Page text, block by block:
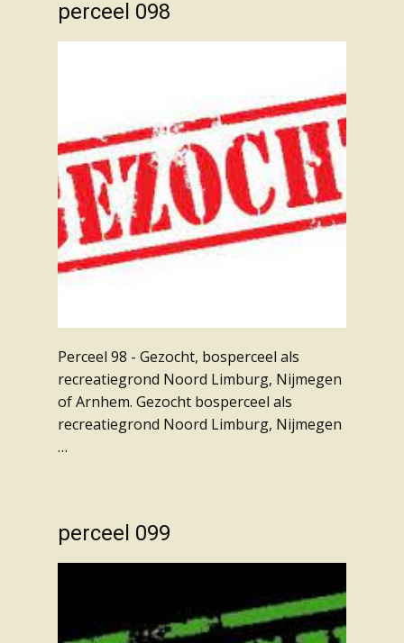
perceel 098
Perceel 98 - Gezocht, bosperceel als
recreatiegrond Noord Limburg, Nijmegen
of Arnhem. Gezocht bosperceel als
recreatiegrond Noord Limburg, Nijmegen
…
perceel 099